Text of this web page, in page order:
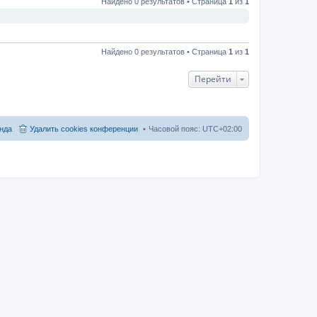
Найдено 0 результатов • Страница 1 из 1
Перейти
Часовой пояс: UTC+02:00
Удалить cookies конференции